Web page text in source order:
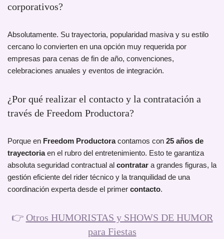
corporativos?
Absolutamente. Su trayectoria, popularidad masiva y su estilo
cercano lo convierten en una opción muy requerida por
empresas para cenas de fin de año, convenciones,
celebraciones anuales y eventos de integración.
¿Por qué realizar el contacto y la contratación a
través de Freedom Productora?
Porque en Freedom Productoracontamos con 25 años de
trayectoriaen el rubro del entretenimiento. Esto te garantiza
absoluta seguridad contractual al contratar a grandes figuras, la
gestión eficiente del rider técnico y la tranquilidad de una
coordinación experta desde el primer contacto.
👉 Otros HUMORISTAS y SHOWS DE HUMOR
para Fiestas